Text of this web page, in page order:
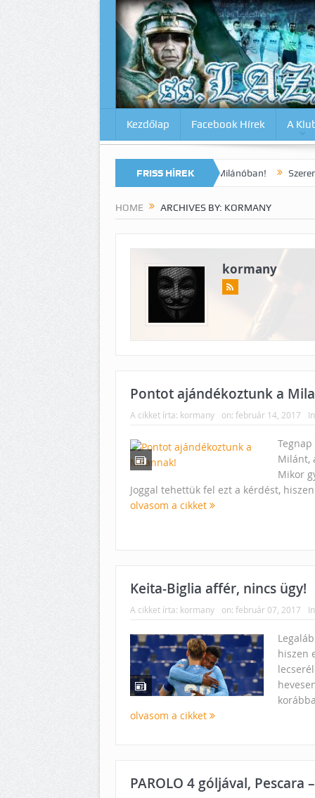
Kezdőlap Facebook Hírek A
FRISS HÍREK
Micsoda drámai végjáték Milánóban! Szerencsés döntetlen
HOME ARCHIVES BY: KORMANY
kormany
Pontot ajándékoztunk a
A cikket írta: kormany on: február 14, 2017
Milánt,
Mikor
Joggal tehettük fel ezt a kérdést,
olvasom a cikket
Keita-Biglia affér, nincs ügy!
A cikket írta: kormany on: február 07, 2017
hiszen
olvasom a cikket
PAROLO 4 góljával, Pescara